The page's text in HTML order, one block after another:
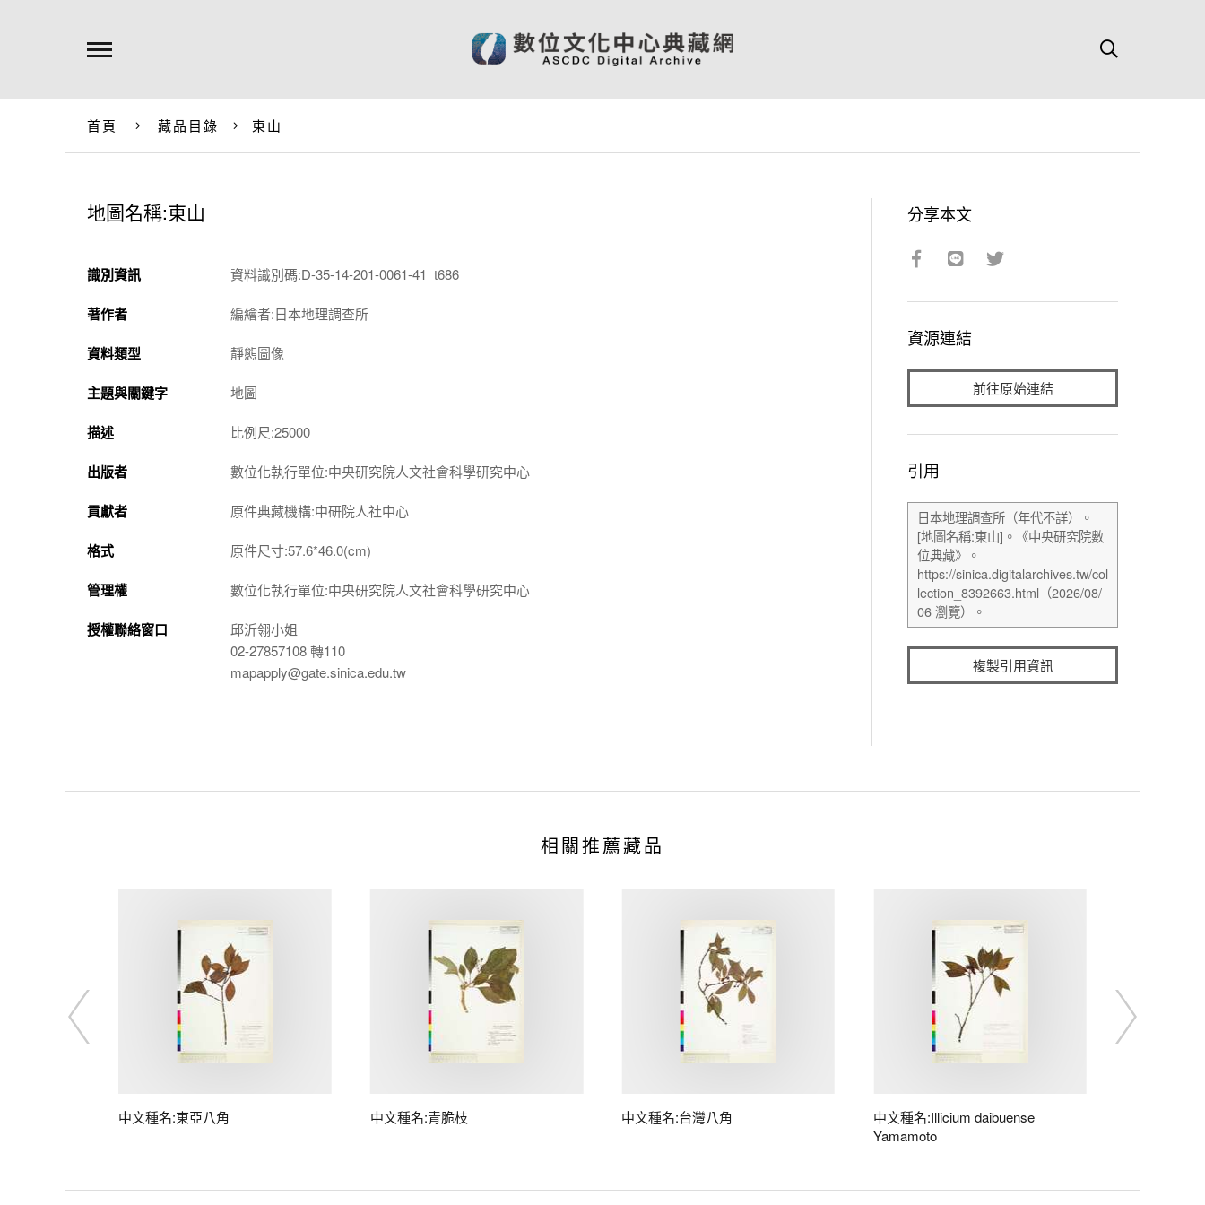
首頁 藏品目錄 東山
地圖名稱:東山
識別資訊 資料識別碼:D-35-14-201-0061-41_t686
著作者 編繪者:日本地理調查所
資料類型 靜態圖像
主題與關鍵字 地圖
描述 比例尺:25000
出版者 數位化執行單位:中央研究院人文社會科學研究中心
貢獻者 原件典藏機構:中研院人社中心
格式 原件尺寸:57.6*46.0(cm)
管理權 數位化執行單位:中央研究院人文社會科學研究中心
授權聯絡窗口
邱沂翎小姐
02-27857108 轉110
mapapply@gate.sinica.edu.tw
分享本文
資源連結
前往原始連結
引用
複製引用資訊
相關推薦藏品
中文種名:東亞八角 中文種名:青脆枝 中文種名:台灣八角
中文種名:Illicium daibuense
Yamamoto